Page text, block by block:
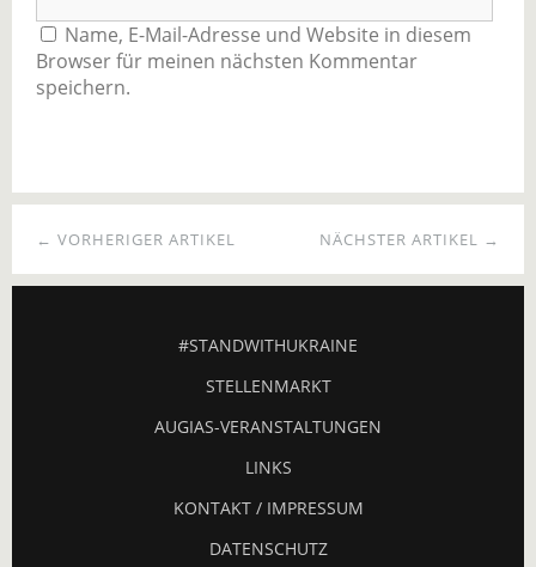
Name, E-Mail-Adresse und Website in diesem
Browser für meinen nächsten Kommentar
speichern.
NÄCHSTER ARTIKEL →
← VORHERIGER ARTIKEL
#STANDWITHUKRAINE
STELLENMARKT
AUGIAS-VERANSTALTUNGEN
LINKS
KONTAKT / IMPRESSUM
DATENSCHUTZ